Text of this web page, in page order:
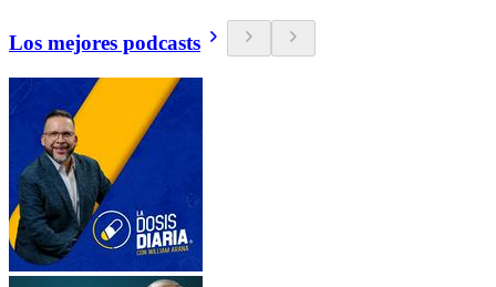
Los mejores podcasts